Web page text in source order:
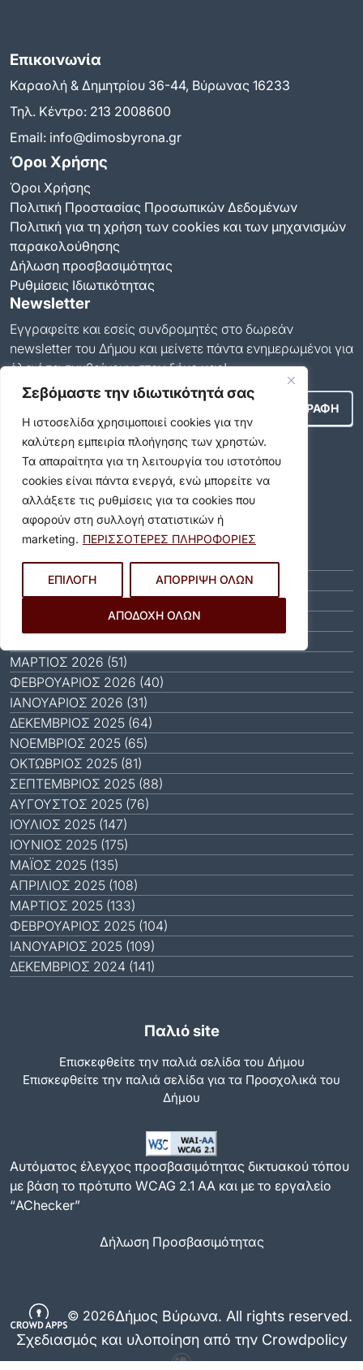
Σεβόμαστε την ιδιωτικότητά σας
Η ιστοσελίδα χρησιμοποιεί cookies για την
καλύτερη εμπειρία πλοήγησης των χρηστών.
Τα απαραίτητα για τη λειτουργία του ιστοτόπου
cookies είναι πάντα ενεργά, ενώ μπορείτε να
αλλάξετε τις ρυθμίσεις για τα cookies που
αφορούν στη συλλογή στατιστικών ή
marketing. ΠΕΡΙΣΣΟΤΕΡΕΣ ΠΛΗΡΟΦΟΡΙΕΣ
ΕΠΙΛΟΓΗ ΑΠΟΡΡΙΨΗ ΟΛΩΝ
ΑΠΟΔΟΧΗ ΟΛΩΝ
Επικοινωνία
Καραολή & Δημητρίου 36-44, Βύρωνας 16233
Τηλ. Κέντρο: 213 2008600
Email: info@dimosbyrona.gr
Όροι Χρήσης
Όροι Χρήσης
Πολιτική Προστασίας Προσωπικών Δεδομένων
Πολιτική για τη χρήση των cookies και των μηχανισμών
παρακολούθησης
Δήλωση προσβασιμότητας
Ρυθμίσεις Ιδιωτικότητας
Newsletter
Εγγραφείτε και εσείς συνδρομητές στο δωρεάν
newsletter του Δήμου και μείνετε πάντα ενημερωμένοι για
όλα όσα συμβαίνουν στον δήμο μας!
Αποδέχομαι τουςΌρους Χρήσης.
Social Media
Αρχείο
ΑΎΓΟΥΣΤΟΣ 2026 (9)
ΙΟΎΛΙΟΣ 2026 (55)
ΙΟΎΝΙΟΣ 2026 (46)
ΜΆΙΟΣ 2026 (59)
ΜΆΡΤΙΟΣ 2026 (51)
ΦΕΒΡΟΥΆΡΙΟΣ 2026 (40)
ΙΑΝΟΥΆΡΙΟΣ 2026 (31)
ΔΕΚΈΜΒΡΙΟΣ 2025 (64)
ΝΟΈΜΒΡΙΟΣ 2025 (65)
ΟΚΤΏΒΡΙΟΣ 2025 (81)
ΣΕΠΤΈΜΒΡΙΟΣ 2025 (88)
ΑΎΓΟΥΣΤΟΣ 2025 (76)
ΙΟΎΛΙΟΣ 2025 (147)
ΙΟΎΝΙΟΣ 2025 (175)
ΜΆΙΟΣ 2025 (135)
ΑΠΡΊΛΙΟΣ 2025 (108)
ΜΆΡΤΙΟΣ 2025 (133)
ΦΕΒΡΟΥΆΡΙΟΣ 2025 (104)
ΙΑΝΟΥΆΡΙΟΣ 2025 (109)
ΔΕΚΈΜΒΡΙΟΣ 2024 (141)
Παλιό site
Επισκεφθείτε την παλιά σελίδα του Δήμου
Eπισκεφθείτε την παλιά σελίδα για τα Προσχολικά του
Δήμου
Αυτόματος έλεγχος προσβασιμότητας δικτυακού τόπου
με βάση το πρότυπο WCAG 2.1 AA και με το εργαλείο
“AChecker”
Δήλωση Προσβασιμότητας
© 2026Δήμος Βύρωνα. All rights reserved.
Σχεδιασμός και υλοποίηση από την Crowdpolicy